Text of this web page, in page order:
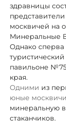
здравницы
москвичей на
Минеральные
Однако сперва
павильоне
края.
Одними из
юные москвичи
минеральную
стаканчиков.